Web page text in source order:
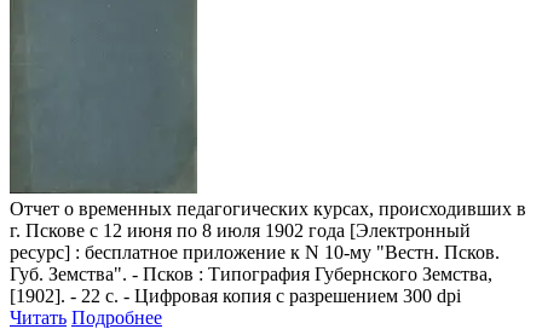
Отчет о временных педагогических курсах, происходивших в
г. Пскове с 12 июня по 8 июля 1902 года [Электронный
ресурс] : бесплатное приложение к N 10-му "Вестн. Псков.
Губ. Земства". - Псков : Типография Губернского Земства,
[1902]. - 22 с. - Цифровая копия с разрешением 300 dpi
Читать Подробнее